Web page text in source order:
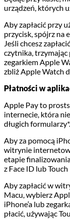
urządzeń, których
Aby zapłacić przy
przycisk, spójrz na
Jeśli chcesz
czytnika, trzymając
zegarkiem Apple
zbliż Apple Watch
Płatności w
Apple Pay to
internecie, która
długich formularzy*.
Aby za pomocą
witrynie
etapie
z Face ID lub Touch
Aby zapłacić w
Macu, wybierz
iPhone’a lub
płacić, używając